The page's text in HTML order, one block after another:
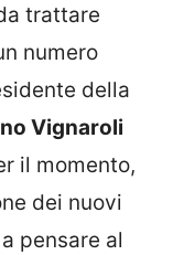
trattare
numero
della
Vignaroli
il momento,
dei nuovi
pensare al